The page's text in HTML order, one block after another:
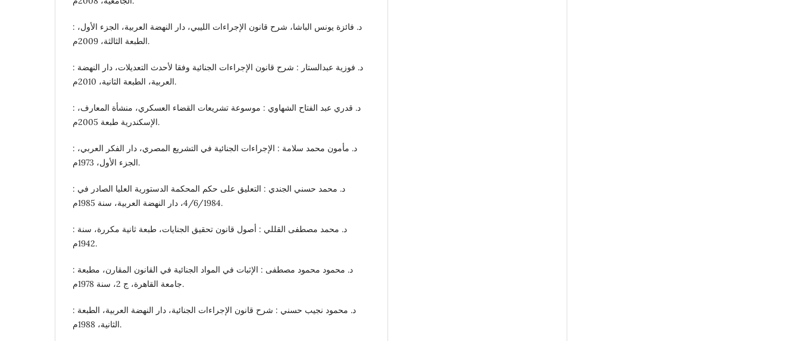
: د. فائزة يونس الباشا، شرح قانون الإجراءات الليبي، دار النهضة العربية، الجزء الأول،
الطبعة الثالثة، 2009م.
: د. فوزية عبدالستار : شرح قانون الإجراءات الجنائية وفقا لأحدث التعديلات، دار النهضة
العربية، الطبعة الثانية، 2010م.
: د. قدري عبد الفتاح الشهاوي : موسوعة تشريعات القضاء العسكري، منشأة المعارف،
الإسكندرية طبعة 2005م.
: د. مأمون محمد سلامة : الإجراءات الجنائية في التشريع المصري، دار الفكر العربي،
الجزء الأول، 1973م.
: د. محمد حسني الجندي : التعليق على حكم المحكمة الدستورية العليا الصادر في
4/6/1984، دار النهضة العربية، سنة 1985م.
: د. محمد مصطفى القللي : أصول قانون تحقيق الجنايات، طبعة ثانية مكررة، سنة
1942م.
: د. محمود محمود مصطفى : الإثبات في المواد الجنائية في القانون المقارن، مطبعة
جامعة القاهرة، ج 2، سنة 1978م.
: د. محمود نجيب حسني : شرح قانون الإجراءات الجنائية، دار النهضة العربية، الطبعة
الثانية، 1988م.